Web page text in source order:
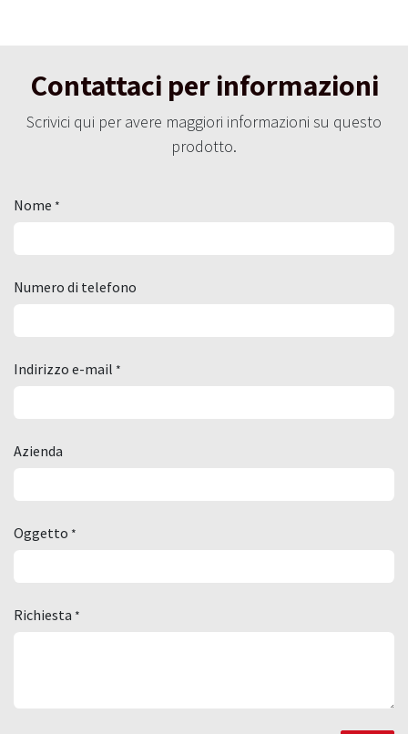
Contattaci per informazioni
Scrivici qui per avere maggiori informazioni su questo
prodotto.
Nome *
Numero di telefono
Indirizzo e-mail *
Azienda
Oggetto *
Richiesta *